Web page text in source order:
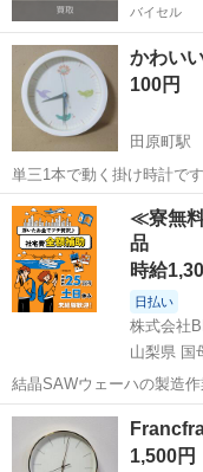
バイセル
かわい
100円
田原町駅
単三1本で動く掛け時計で
問題なく動作しています。 直径22cm、厚さ4cm程度です。動作確認用
の電池はそのままお付けしま
を購入してい...
福井 福井市 田原町
≪寮無
品
時給
日払い
株式会社
山梨県 国
結晶SAWウェーハの製造
120日＆土日祝休み！クリ
◎正社員登用制度あり！マ
人気の工場のお仕事 ◇結晶
山梨 国母駅
1,500円